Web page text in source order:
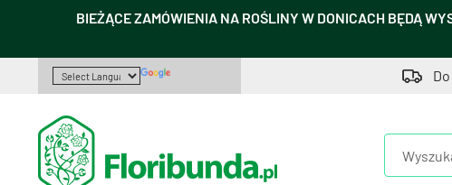
BIEŻĄCE ZAMÓWIENIA NA ROŚLINY W DONICACH BĘDĄ